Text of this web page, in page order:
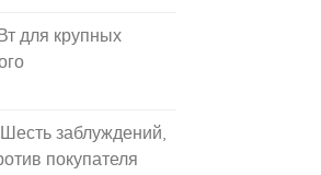
для крупных
заблуждений,
покупателя